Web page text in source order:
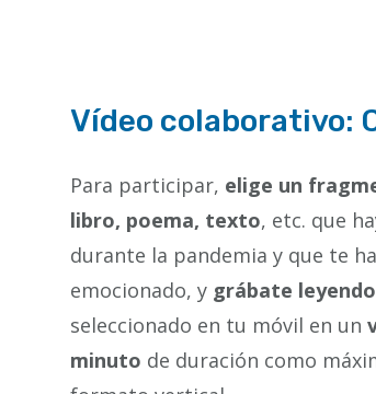
Vídeo colaborativo:
Para participar, elige un
libro, poema, texto, etc. que
durante la pandemia y que te
emocionado, y grábate leyendo
seleccionado en tu móvil en un
minuto de duración como